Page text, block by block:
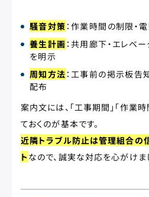
騒音対策 ：作業時間の制限・
養生計画 ：共用廊下・エレベ
を明示
周知方法 ：工事前の掲示板告
配布
案内文には、「工事期間」「作業
ておくのが基本です。
近隣トラブル防止は管理組合の
ト なので、誠実な対応を心がけま